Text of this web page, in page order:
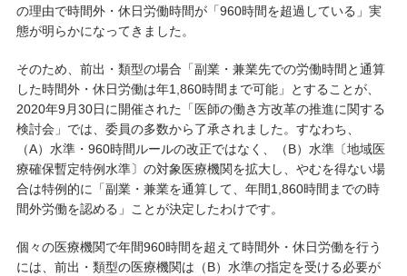
の理由で時間外・休日労働時間が「960時間を超過している」実
態が明らかになってきました。
そのため、前出・類型の場合「副業・兼業先での労働時間と通算
した時間外・休日労働は年1,860時間まで可能」とすることが、
2020年9月30日に開催された「医師の働き方改革の推進に関する
検討会」では、委員の多数から了承されました。すなわち、
（A）水準・960時間ルールの改正ではなく、（B）水準〔地域医
療確保暫定特例水準〕の対象医療機関を拡大し、やむを得ない場
合は特例的に「副業・兼業を通算して、年間1,860時間までの時
間外労働を認める」ことが決定したわけです。
個々の医療機関で年間960時間を超えて時間外・休日労働を行う
には、前出・類型の医療機関は（B）水準の指定を受ける必要が